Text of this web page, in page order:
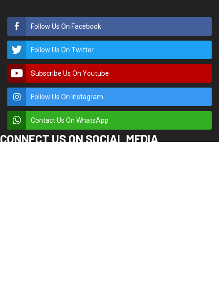
यूकेडी राज्य की सभी 70 विधानसभा सीटों
पर चुनाव लड़ेगी
देहरादून, उत्तराखंड क्रांति दल राज्य में अपने दम पर 70 विधानसभा क्षेत्रों में चुनाव
लड़ेगा। यूकेडी ने कहा कि इन 21 वर्षों में भाजपा व कांग्रेस राज्य को भ्रष्ट्राचार के आकंठ
में डुबो चुकी हैं। उत्तराखंड की जनता इन दलों से त्रस्त हैं, बेरोजगारी, पुलिस ग्रेड पे,
कर्मचारियों की पुरानी पेंशन लागू करने, राज्य के सशक्त भू कानून लागू करने, मूलनिवासी की
कट ऑफ़ डेट 1980 करने आदि मुख्य मुद्दों कों लेकर जनता के बीच जायेगा।
प्रेस क्लब में आयोजित पत्रकार वार्ता में दल के पूर्व केंद्रीय अध्यक्ष त्रिवेंद्र सिंह पंवार ने
कहा कि उक्रांद 23 को राज्य के ज्वलंत मुद्दों कों लेकर मानसून सत्र के पहले दिन